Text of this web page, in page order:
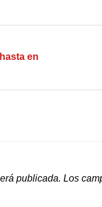
en
publicada. Los